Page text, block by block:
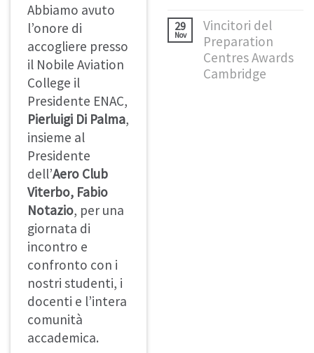
Abbiamo avuto
l’onore di
accogliere presso
il Nobile Aviation
College il
Presidente ENAC,
Pierluigi Di Palma,
insieme al
Presidente
dell’Aero Club
Viterbo, Fabio
Notazio, per una
giornata di
incontro e
confronto con i
nostri studenti, i
docenti e l’intera
comunità
accademica.
29
Nov
Vincitori del
Preparation
Centres Awards
Cambridge